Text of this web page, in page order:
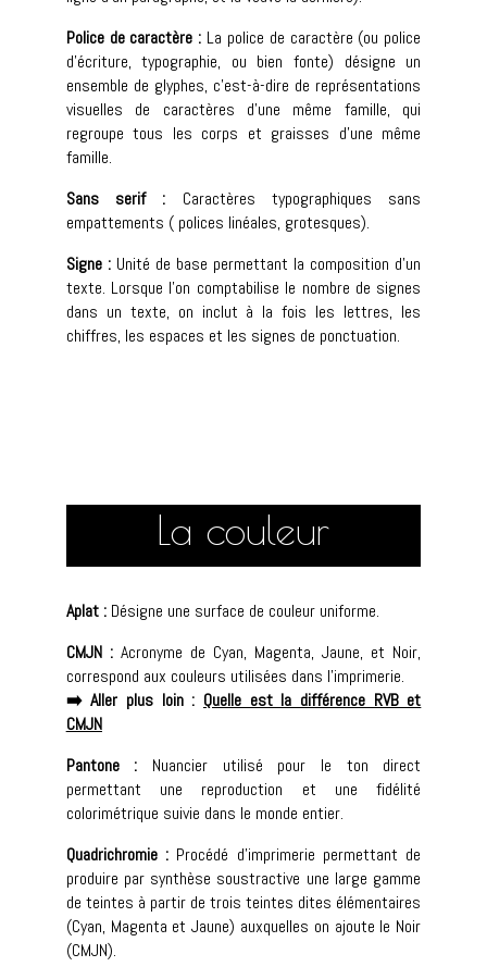
Police de caractère : La police de caractère (ou police
d’écriture, typographie, ou bien fonte) désigne un
ensemble de glyphes, c’est-à-dire de représentations
visuelles de caractères d’une même famille, qui
regroupe tous les corps et graisses d’une même
famille.
Sans serif : Caractères typographiques sans
empattements ( polices linéales, grotesques).
Signe :Unité de base permettant la composition d’un
texte. Lorsque l’on comptabilise le nombre de signes
dans un texte, on inclut à la fois les lettres, les
chiffres, les espaces et les signes de ponctuation.
La couleur
Aplat :Désigne une surface de couleur uniforme.
CMJN :Acronyme de Cyan, Magenta, Jaune, et Noir,
correspond aux couleurs utilisées dans l’imprimerie.
➡️ Aller plus loin : Quelle est la différence RVB et
CMJN
Pantone : Nuancier utilisé pour le ton direct
permettant une reproduction et une fidélité
colorimétrique suivie dans le monde entier.
Quadrichromie : Procédé d’imprimerie permettant de
produire par synthèse soustractive une large gamme
de teintes à partir de trois teintes dites élémentaires
(Cyan, Magenta et Jaune) auxquelles on ajoute le Noir
(CMJN).